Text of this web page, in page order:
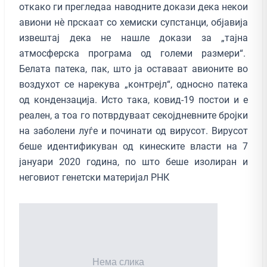
откако ги прегледаа наводните докази дека некои
авиони нè прскаат со хемиски супстанци, објавија
извештај дека не нашле докази за „тајна
атмосферска програма од големи размери“.
Белата патека, пак, што ја оставаат авионите во
воздухот се нарекува „контрејл“, односно патека
од кондензација. Исто така, ковид-19 постои и е
реален, а тоа го потврдуваат секојдневните бројки
на заболени луѓе и починати од вирусот. Вирусот
беше идентификуван од кинеските власти на 7
јануари 2020 година, по што беше изолиран и
неговиот генетски материјал РНК